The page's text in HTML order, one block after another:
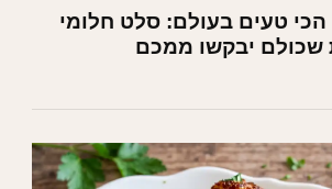
טעים בעולם: סלט חלומי
שכולם יבקשו ממכם